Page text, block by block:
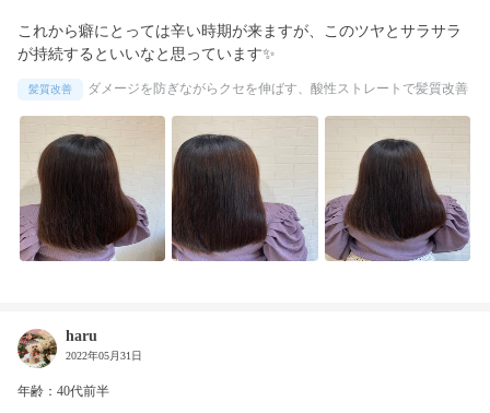
これから癖にとっては辛い時期が来ますが、このツヤとサラサラ
が持続するといいなと思っています✨
髪質改善 ダメージを防ぎながらクセを伸ばす、酸性ストレートで髪質改善
haru
2022年05月31日
年齢：40代前半